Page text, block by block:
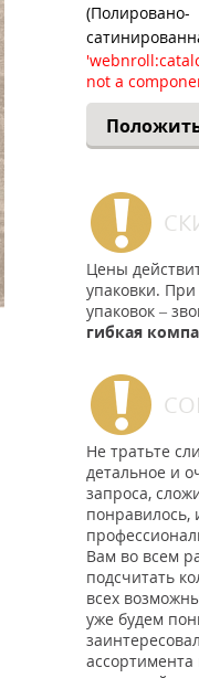
(Полировано-
not a
Цены
упаковки. При
упаковок –
гибкая
Не тратьте
детальное и
запроса,
Вам во всем
подсчитать
всех
уже будем
ассортимента